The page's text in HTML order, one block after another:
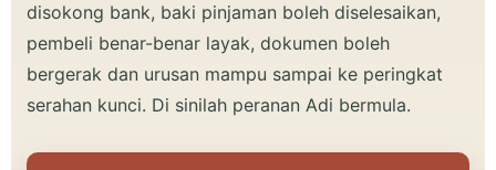
disokong bank, baki pinjaman boleh diselesaikan,
pembeli benar-benar layak, dokumen boleh
bergerak dan urusan mampu sampai ke peringkat
serahan kunci. Di sinilah peranan Adi bermula.